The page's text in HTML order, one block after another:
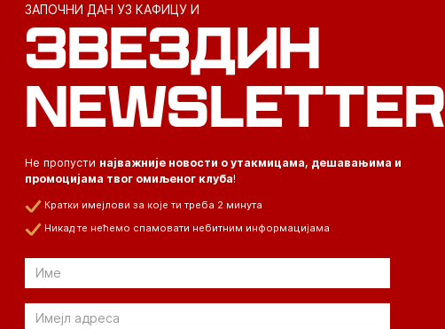
ЗАПОЧНИ ДАН УЗ КАФИЦУ И
ЗВЕЗДИН
NEWSLETTER
Не пропусти најважније новости о утакмицама, дешавањима и
промоцијама твог омиљеног клуба!
Кратки имејлови за које ти треба 2 минута
Никад те нећемо спамовати небитним информацијама
Email
Email